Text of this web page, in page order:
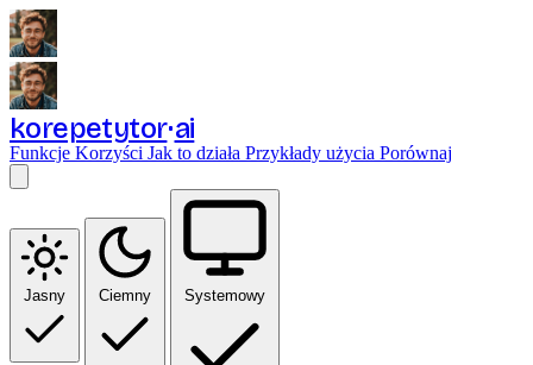
korepetytor ai
Funkcje Korzyści Jak to działa Przykłady użycia Porównaj
Jasny Ciemny Systemowy